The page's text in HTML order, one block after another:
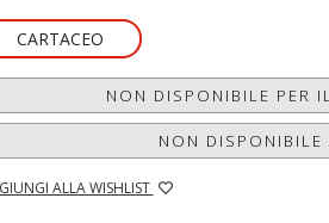
CARTACEO
NON DISPONIBILE PER
NON
ALLA WISHLIST